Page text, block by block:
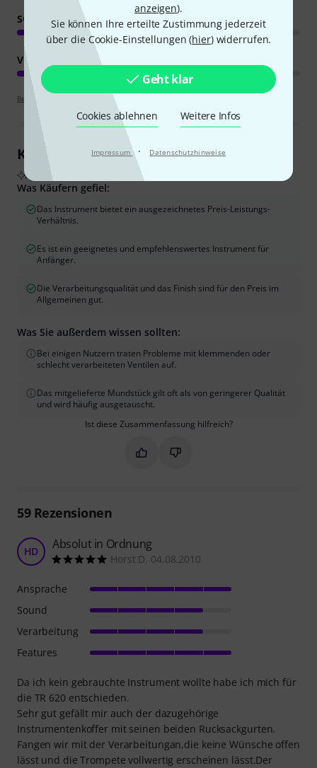
anzeigen).
Sie können Ihre erteilte Zustimmung jederzeit
über die Cookie-Einstellungen (hier) widerrufen.
Geht klar
Cookies ablehnen Weitere Infos
Impressum · Datenschutzhinweise
SOUND
VERARBEITUNG
Bewertungsrichtlinien
Kundenrezensionen im Überblick
Aus echten Käuferbewertungen, zusammengefasst durch KI
Was Käufern gefiel:
Das Instrument bietet ein ausgezeichnetes Preis-Leistungs-
Verhältnis.
Es ist ein geeignetes und empfehlenswertes Instrument für
Anfänger.
Die Verarbeitungsqualität und das Finish sind für den Preis im
Allgemeinen gut.
Was Sie außerdem wissen sollten:
Bei einigen Nutzern traten Probleme mit klemmenden oder
schlecht verarbeiteten Ventilen auf.
Das mitgelieferte Mundstück gilt oft als von geringerer Qualität
und wird häufig ausgetauscht.
Ist diese Zusammenfassung hilfreich?
Markieren Sie diese
Markieren Sie diese
59Rezensionen
HD Absolut in Ordnung
Horst D. 04.08.2010
Da ich kein gebrauchte Instrument wollte habe ich mich für
die TR 620 entschieden.
Sehr gut gefällt mir auch der dazugehörige
Instrumentenkoffer mit seinen beiden Rucksackgurten.
Fangen wir mit der Verarbeitungan,die keine Wünsche offen
lässt und die Trompete vollwertig erscheinen lässt.Der
Ansprache
Sound
Verarbeitung
Features